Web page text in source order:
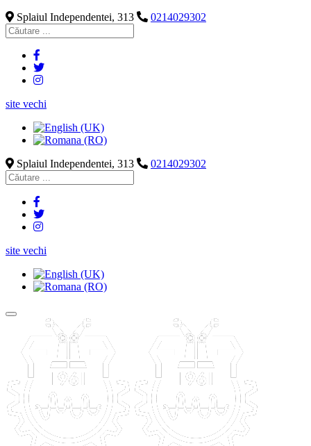
Splaiul Independentei, 313
0214029302
site vechi
Splaiul Independentei, 313 0214029302
site vechi